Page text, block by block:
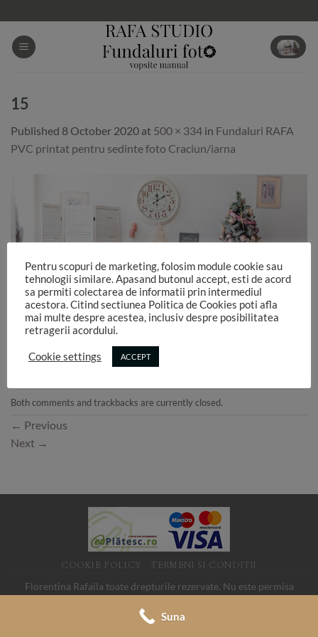
to
content
15
Published 8 October 2020 at 500 × 334 in Fundaluri RAFA
PVC printat pentru sedinte foto Craciun/iarna
Both comments and trackbacks are currently closed.
← Previous
Next →
COOKIE POLICY TERMENI SI CONDITII
Florentina Rafaila toate drepturile rezervate. Nu este permisa
SRL, CUI 19088705
Pentru scopuri de marketing, folosim module cookie sau
tehnologii similare. Apasand butonul accept, esti de acord
sa permiti colectarea de informatii prin intermediul
acestora. Citind sectiunea Politica de Cookies poti afla
mai multe despre acestea, inclusiv despre posibilitatea
retragerii acordului.
Cookie settings ACCEPT
Suna